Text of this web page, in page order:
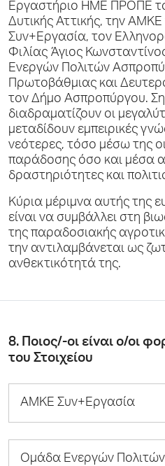
Εργαστήριο ΗΜΕ ΠΡΟΠΕ
Δυτικής Αττικής, την ΑΜΚΕ
Συν+Εργασία, τον
Φιλίας Άγιος
Ενεργών Πολιτών
Πρωτοβάθμιας και
τον Δήμο Ασπροπύργου.
διαδραματίζουν οι
μεταδίδουν εμπειρικές
νεότερες, τόσο μέσω της
παράδοσης όσο και μέσα
δραστηριότητες και
Κύρια μέριμνα αυτής της
είναι να συμβάλλει στη
της παραδοσιακής
την αντιλαμβάνεται ως
ανθεκτικότητά της.
8. Ποιος/-οι είναι ο/οι
του Στοιχείου
ΑΜΚΕ Συν+Εργασία
Ομάδα Ενεργών